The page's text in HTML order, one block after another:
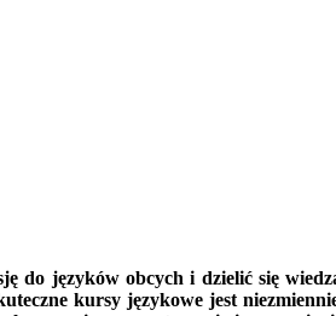
do języków obcych i dzielić się
kursy językowe jest